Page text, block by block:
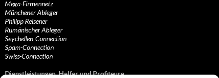
Mega-Firmennetz
Münchener Ableger
Philipp Reisener
Rumänischer Ableger
Seychellen-Connection
Spam-Connection
Swiss-Connection
Dienstleistungen, Helfer und Profiteure